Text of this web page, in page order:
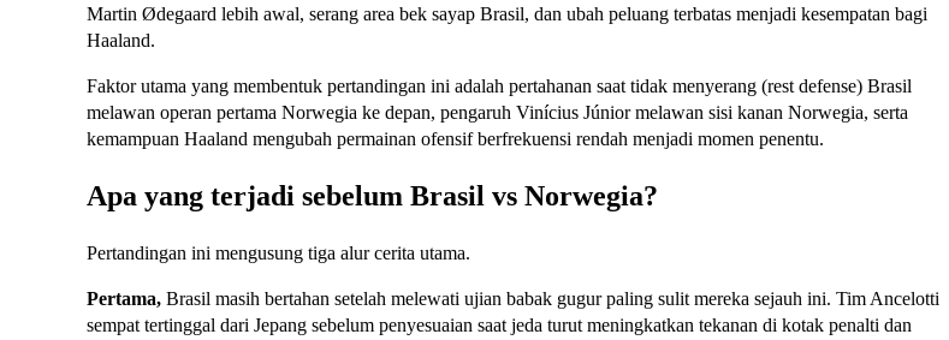
Martin Ødegaard lebih awal, serang area bek sayap Brasil, dan ubah peluang terbatas menjadi kesempatan bagi
Haaland.
Faktor utama yang membentuk pertandingan ini adalah pertahanan saat tidak menyerang (rest defense) Brasil
melawan operan pertama Norwegia ke depan, pengaruh Vinícius Júnior melawan sisi kanan Norwegia, serta
kemampuan Haaland mengubah permainan ofensif berfrekuensi rendah menjadi momen penentu.
Apa yang terjadi sebelum Brasil vs Norwegia?
Pertandingan ini mengusung tiga alur cerita utama.
Pertama, Brasil masih bertahan setelah melewati ujian babak gugur paling sulit mereka sejauh ini. Tim Ancelotti
sempat tertinggal dari Jepang sebelum penyesuaian saat jeda turut meningkatkan tekanan di kotak penalti dan